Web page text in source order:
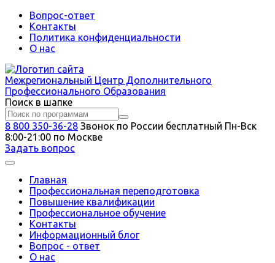
Вопрос-ответ
Контакты
Политика конфиденциальности
О нас
Межрегиональный Центр Дополнительного
Профессионального Образования
Поиск в шапке
8 800 350-36-28 Звонок по России бесплатный Пн-Вск
8:00-21:00 по Москве
Задать вопрос
Главная
Профессиональная переподготовка
Повышение квалификации
Профессиональное обучение
Контакты
Информационный блог
Вопрос - ответ
О нас